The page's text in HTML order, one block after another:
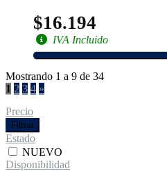
$16.194
IVA Incluido
Mostrando 1 a 9 de 34
1 2 3 4 »
Precio
Filtrar
Estado
NUEVO
Disponibilidad